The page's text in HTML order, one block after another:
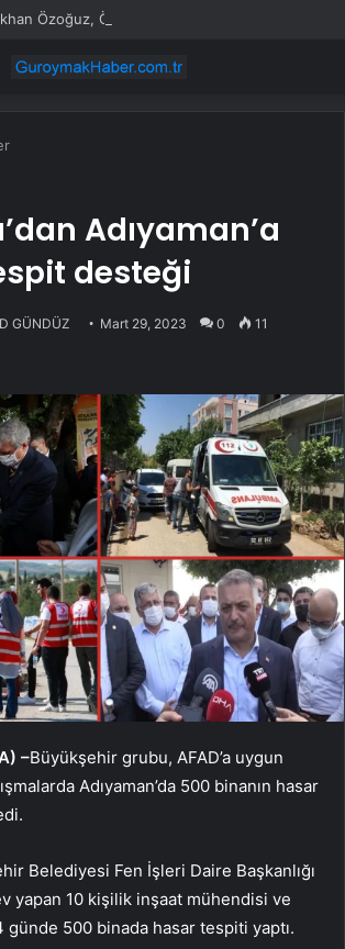
Adıyaman’a
desteği
GÜNDÜZ Mart 29, 2023 0 11
–Büyükşehir grubu, AFAD’a uygun
Adıyaman’da 500 binanın hasar
Belediyesi Fen İşleri Daire Başkanlığı
yapan 10 kişilik inşaat mühendisi ve
500 binada hasar tespiti yaptı.